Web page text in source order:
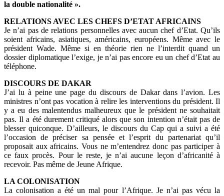
la double nationalité ».
RELATIONS AVEC LES CHEFS D’ETAT AFRICAINS
Je n’ai pas de relations personnelles avec aucun chef d’Etat. Qu’ils
soient africains, asiatiques, américains, européens. Même avec le
président Wade. Même si en théorie rien ne l’interdit quand un
dossier diplomatique l’exige, je n’ai pas encore eu un chef d’Etat au
téléphone.
DISCOURS DE DAKAR
J’ai lu à peine une page du discours de Dakar dans l’avion. Les
ministres n’ont pas vocation à relire les interventions du président. Il
y a eu des malentendus malheureux que le président ne souhaitait
pas. Il a été durement critiqué alors que son intention n’était pas de
blesser quiconque. D’ailleurs, le discours du Cap qui a suivi a été
l’occasion de préciser sa pensée et l’esprit du partenariat qu’il
proposait aux africains. Vous ne m’entendrez donc pas participer à
ce faux procès. Pour le reste, je n’ai aucune leçon d’africanité à
recevoir. Pas même de Jeune Afrique.
LA COLONISATION
La colonisation a été un mal pour l’Afrique. Je n’ai pas vécu la